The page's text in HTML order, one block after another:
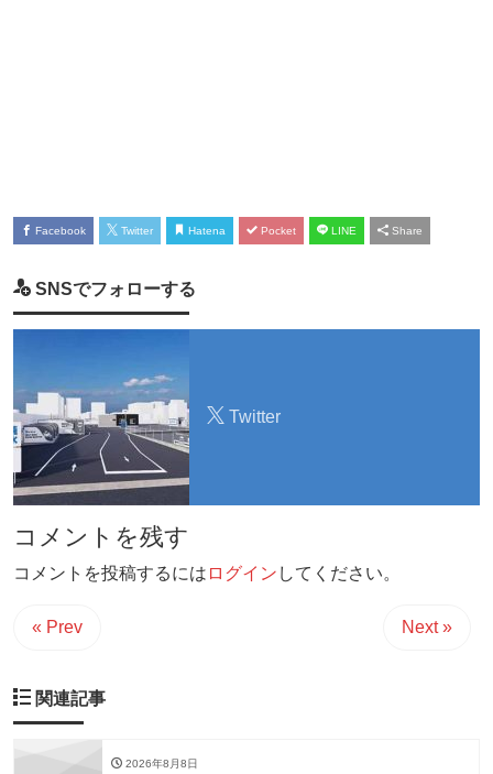
Facebook Twitter Hatena Pocket LINE Share
SNSでフォローする
Twitter
コメントを残す
コメントを投稿するには ログイン してください。
« Prev Next »
関連記事
2026年8月8日